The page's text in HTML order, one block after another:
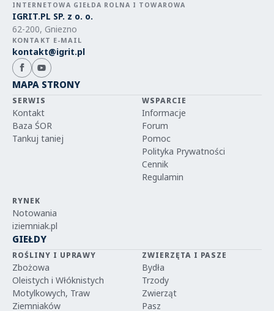
INTERNETOWA GIEŁDA ROLNA I TOWAROWA
IGRIT.PL SP. z o. o.
62-200, Gniezno
KONTAKT E-MAIL
kontakt@igrit.pl
MAPA STRONY
SERWIS
Kontakt
Baza ŚOR
Tankuj taniej
WSPARCIE
Informacje
Forum
Pomoc
Polityka Prywatności
Cennik
Regulamin
RYNEK
Notowania
iziemniak.pl
GIEŁDY
ROŚLINY I UPRAWY
Zbożowa
Oleistych i Włóknistych
Motylkowych, Traw
Ziemniaków
ZWIERZĘTA I PASZE
Bydła
Trzody
Zwierząt
Pasz